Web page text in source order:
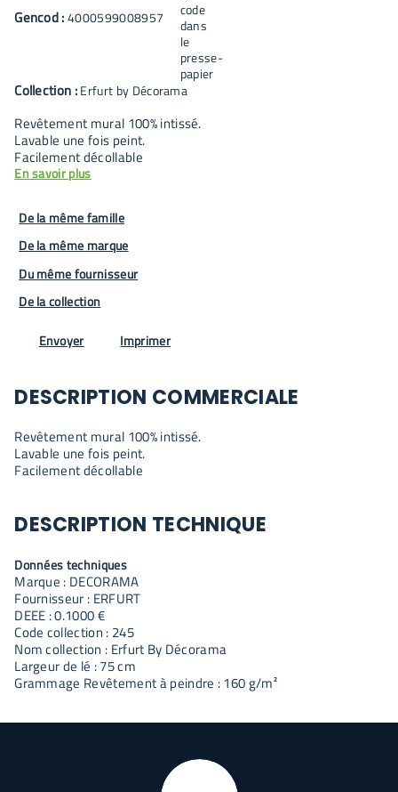
Gencod :4000599008957
Collection :Erfurt by Décorama
Revêtement mural 100% intissé.
Lavable une fois peint.
Facilement décollable
En savoir plus
De la même famille
De la même marque
Du même fournisseur
De la collection
Envoyer Imprimer
DESCRIPTION COMMERCIALE
Revêtement mural 100% intissé.
Lavable une fois peint.
Facilement décollable
DESCRIPTION TECHNIQUE
Données techniques
Marque : DECORAMA
Fournisseur : ERFURT
DEEE : 0.1000 €
Code collection : 245
Nom collection : Erfurt By Décorama
Largeur de lé : 75 cm
Grammage Revêtement à peindre : 160 g/m²